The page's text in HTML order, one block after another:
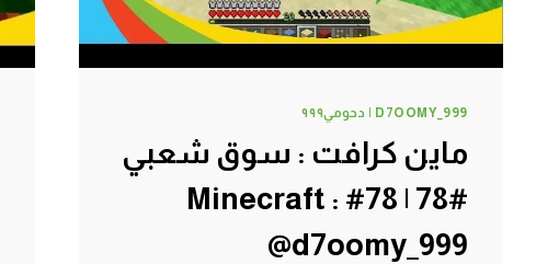
D7OOMY_999 | دحومي٩٩٩
ماين كرافت : سوق شعبي
#78 | 78# Minecraft :
@d7oomy_999